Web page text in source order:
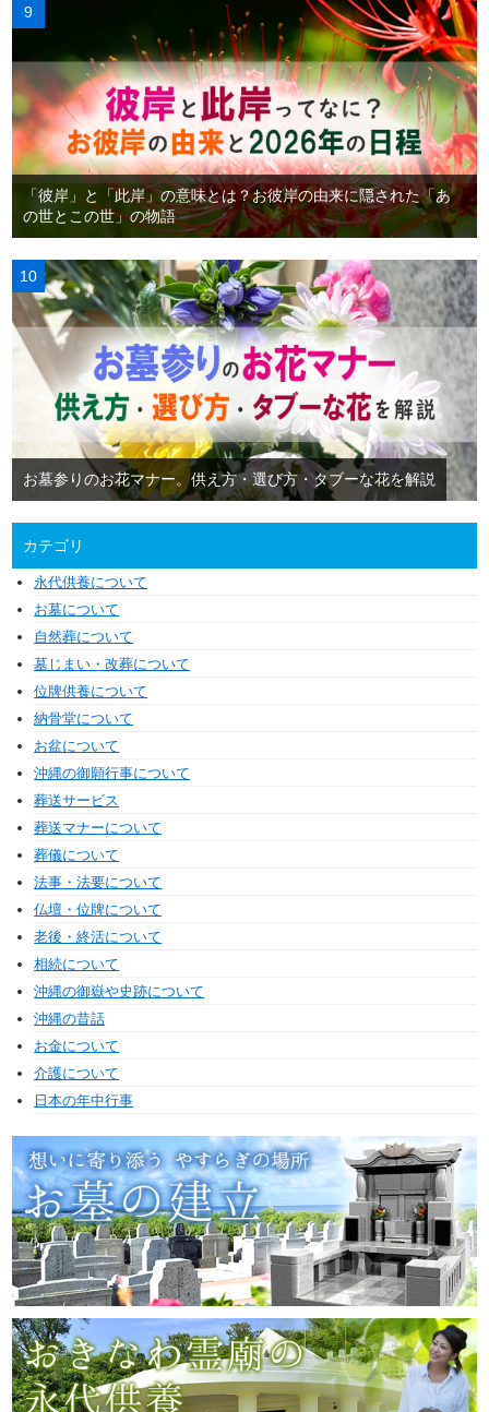
「彼岸」と「此岸」の意味とは？お彼岸の由来に隠された「あ
の世とこの世」の物語
お墓参りのお花マナー。供え方・選び方・タブーな花を解説
カテゴリ
永代供養について
お墓について
自然葬について
墓じまい・改葬について
位牌供養について
納骨堂について
お盆について
沖縄の御願行事について
葬送サービス
葬送マナーについて
葬儀について
法事・法要について
仏壇・位牌について
老後・終活について
相続について
沖縄の御嶽や史跡について
沖縄の昔話
お金について
介護について
日本の年中行事